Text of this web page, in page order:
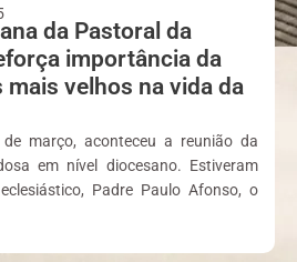
da Pastoral da
importância da
velhos na vida da
março, aconteceu a reunião da
em nível diocesano. Estiveram
Padre Paulo Afonso, o